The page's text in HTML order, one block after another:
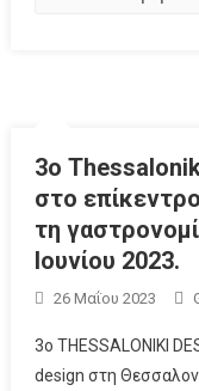
3ο
στο
τη
Ιουνίου 2023.
26 Μαΐου 2023
3ο THESSALONIKI
design στη